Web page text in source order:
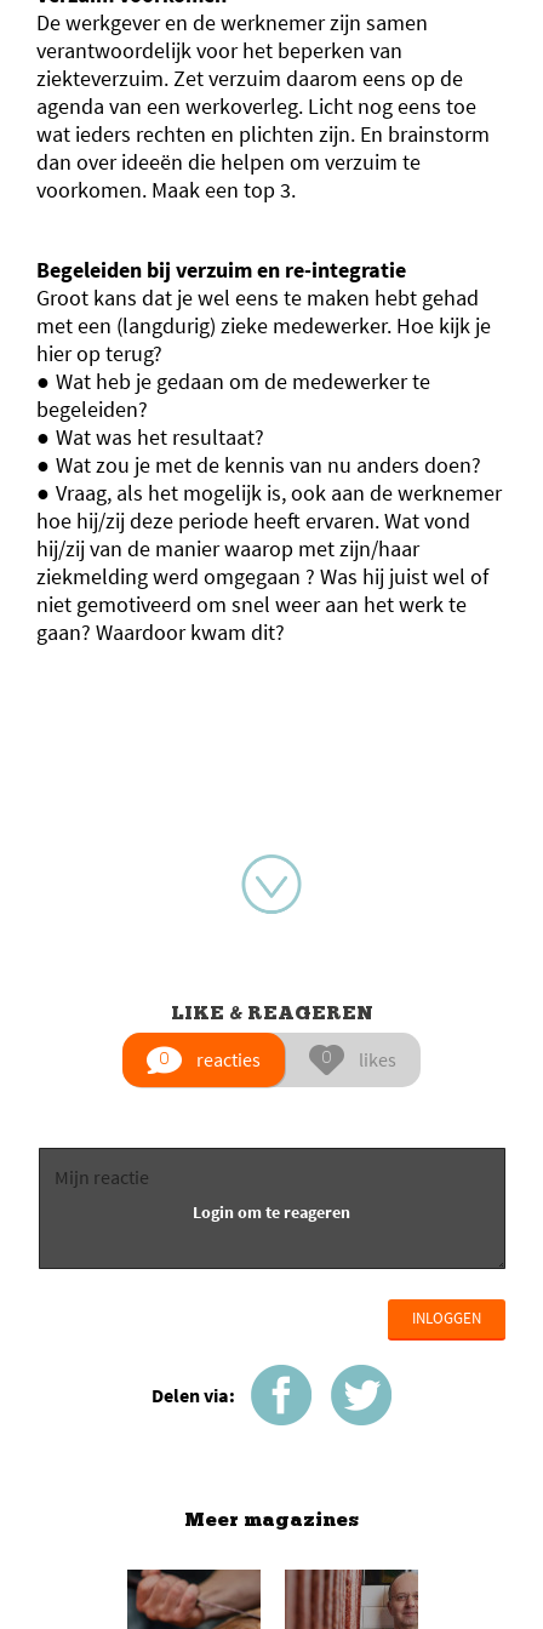
De werkgever en de werknemer zijn samen
verantwoordelijk voor het beperken van
ziekteverzuim. Zet verzuim daarom eens op de
agenda van een werkoverleg. Licht nog eens toe
wat ieders rechten en plichten zijn. En brainstorm
dan over ideeën die helpen om verzuim te
voorkomen. Maak een top 3.
Begeleiden bij verzuim en re-integratie
Groot kans dat je wel eens te maken hebt gehad
met een (langdurig) zieke medewerker. Hoe kijk je
hier op terug?
Wat heb je gedaan om de medewerker te
begeleiden?
Wat was het resultaat?
Wat zou je met de kennis van nu anders doen?
Vraag, als het mogelijk is, ook aan de werknemer
hoe hij/zij deze periode heeft ervaren. Wat vond
hij/zij van de manier waarop met zijn/haar
ziekmelding werd omgegaan ? Was hij juist wel of
niet gemotiveerd om snel weer aan het werk te
gaan? Waardoor kwam dit?
LIKE & REAGEREN
reacties likes
INLOGGEN
Delen via:
Meer magazines